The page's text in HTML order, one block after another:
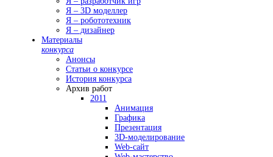
Я – 3D моделлер
Я – робототехник
Я – дизайнер
Материалы
конкурса
Анонсы
Статьи о конкурсе
История конкурса
Архив работ
2011
Анимация
Графика
Презентация
3D-моделирование
Web-сайт